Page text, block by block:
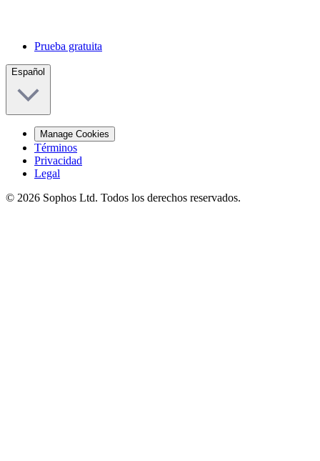
Prueba gratuita
Español
Manage Cookies
Términos
Privacidad
Legal
© 2026 Sophos Ltd. Todos los derechos reservados.